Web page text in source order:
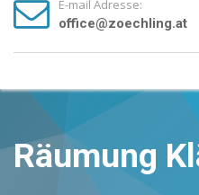
E-mail Adresse:
office@zoechling.at
Räumung